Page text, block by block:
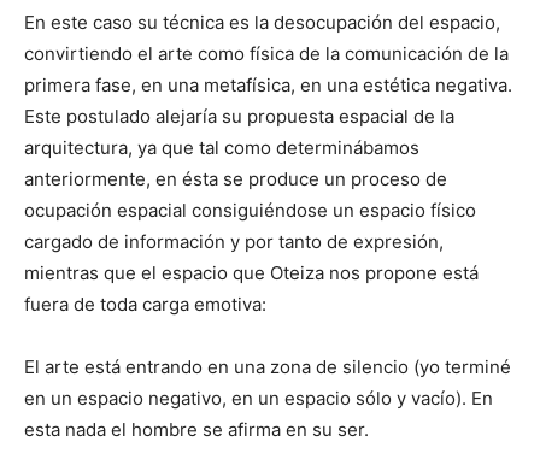
En este caso su técnica es la desocupación del espacio,
convirtiendo el arte como física de la comunicación de la
primera fase, en una metafísica, en una estética negativa.
Este postulado alejaría su propuesta espacial de la
arquitectura, ya que tal como determinábamos
anteriormente, en ésta se produce un proceso de
ocupación espacial consiguiéndose un espacio físico
cargado de información y por tanto de expresión,
mientras que el espacio que Oteiza nos propone está
fuera de toda carga emotiva:
El arte está entrando en una zona de silencio (yo terminé
en un espacio negativo, en un espacio sólo y vacío). En
esta nada el hombre se afirma en su ser.